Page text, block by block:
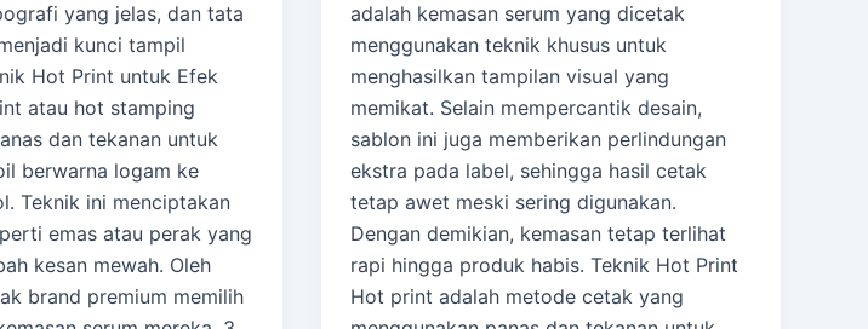
yang jelas, dan tata
kunci tampil
Hot Print untuk Efek
atau hot stamping
dan tekanan untuk
berwarna logam ke
Teknik ini menciptakan
emas atau perak yang
kesan mewah. Oleh
brand premium memilih
adalah kemasan serum yang dicetak
menggunakan teknik khusus untuk
menghasilkan tampilan visual yang
memikat. Selain mempercantik desain,
sablon ini juga memberikan perlindungan
ekstra pada label, sehingga hasil cetak
tetap awet meski sering digunakan.
Dengan demikian, kemasan tetap terlihat
rapi hingga produk habis. Teknik Hot Print
Hot print adalah metode cetak yang